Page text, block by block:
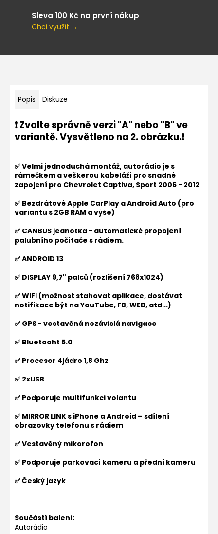
Sleva 100 Kč na první nákup
Chci využít →
Popis Diskuze
❗ Zvolte správně verzi "A" nebo "B" ve
variantě. Vysvětleno na 2. obrázku.❗
✅ Velmi jednoduchá montáž, autorádio je s
rámečkem a veškerou kabeláží pro snadné
zapojení pro Chevrolet Captiva, Sport 2006 - 2012
✅ Bezdrátové Apple CarPlay a Android Auto (pro
variantu s 2GB RAM a výše)
✅ CANBUS jednotka - automatické propojení
palubního počítače s rádiem.
✅ ANDROID 13
✅ DISPLAY 9,7" palců (rozlišení 768x1024)
✅ WIFI (možnost stahovat aplikace, dostávat
notifikace být na YouTube, FB, WEB, atd...)
✅ GPS - vestavěná nezávislá navigace
✅ Bluetooht 5.0
✅ Procesor 4jádro 1,8 Ghz
✅ 2xUSB
✅ Podporuje multifunkci volantu
✅ MIRROR LINK s iPhone a Android – sdílení
obrazovky telefonu s rádiem
✅ Vestavěný mikorofon
✅ Podporuje parkovací kameru a přední kameru
✅ Český jazyk
Součástí balení:
Autorádio